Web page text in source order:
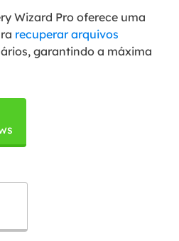
Wizard Pro oferece uma
recuperar arquivos
garantindo a máxima